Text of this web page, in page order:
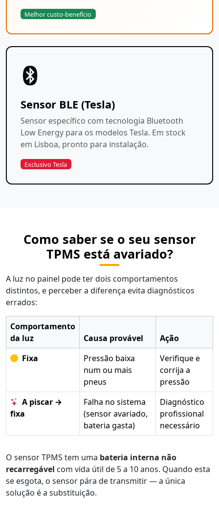
Melhor custo-benefício
Sensor BLE (Tesla)
Sensor específico com tecnologia Bluetooth
Low Energy para os modelos Tesla. Em stock
em Lisboa, pronto para instalação.
Exclusivo Tesla
Como saber se o seu sensor
TPMS está avariado?
A luz no painel pode ter dois comportamentos
distintos, e perceber a diferença evita diagnósticos
errados:
Comportamento
da luz
Causa provável
Ação
Fixa
Pressão baixa
num ou mais
pneus
Verifique e
corrija a
pressão
A piscar →
fixa
Falha no sistema
(sensor avariado,
bateria gasta)
Diagnóstico
profissional
necessário
O sensor TPMS tem uma bateria interna não
recarregável com vida útil de 5 a 10 anos. Quando esta
se esgota, o sensor pára de transmitir — a única
solução é a substituição.